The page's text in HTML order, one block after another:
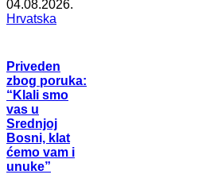
04.08.2026.
Hrvatska
Priveden
zbog poruka:
“Klali smo
vas u
Srednjoj
Bosni, klat
ćemo vam i
unuke”